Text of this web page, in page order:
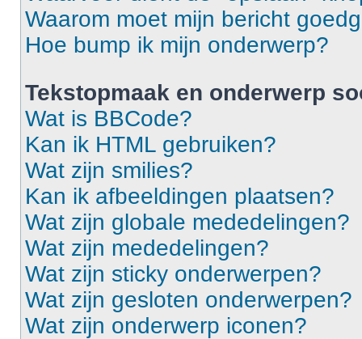
Waarom moet mijn bericht
Hoe bump ik mijn onderwerp?
Tekstopmaak en onderwerp
Wat is BBCode?
Kan ik HTML gebruiken?
Wat zijn smilies?
Kan ik afbeeldingen plaatsen?
Wat zijn globale mededelingen?
Wat zijn mededelingen?
Wat zijn sticky onderwerpen?
Wat zijn gesloten onderwerpen?
Wat zijn onderwerp iconen?